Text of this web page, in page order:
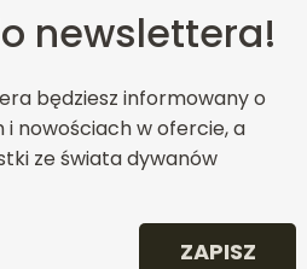
newslettera!
będziesz informowany o
nowościach w ofercie, a
ze świata dywanów
ZAPISZ